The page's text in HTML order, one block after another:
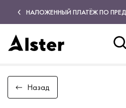
НАЛОЖЕННЫЙ ПЛАТЁЖ ПО
Назад